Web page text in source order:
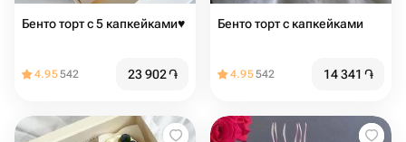
Бенто торт с 5 капкейками♥️
4.95542 23 902֏
Бенто торт с капкейками
4.95542 14 341 ֏